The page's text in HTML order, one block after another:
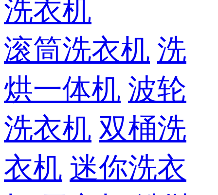
洗衣机
滚筒洗衣机 洗
烘一体机 波轮
洗衣机 双桶洗
衣机 迷你洗衣